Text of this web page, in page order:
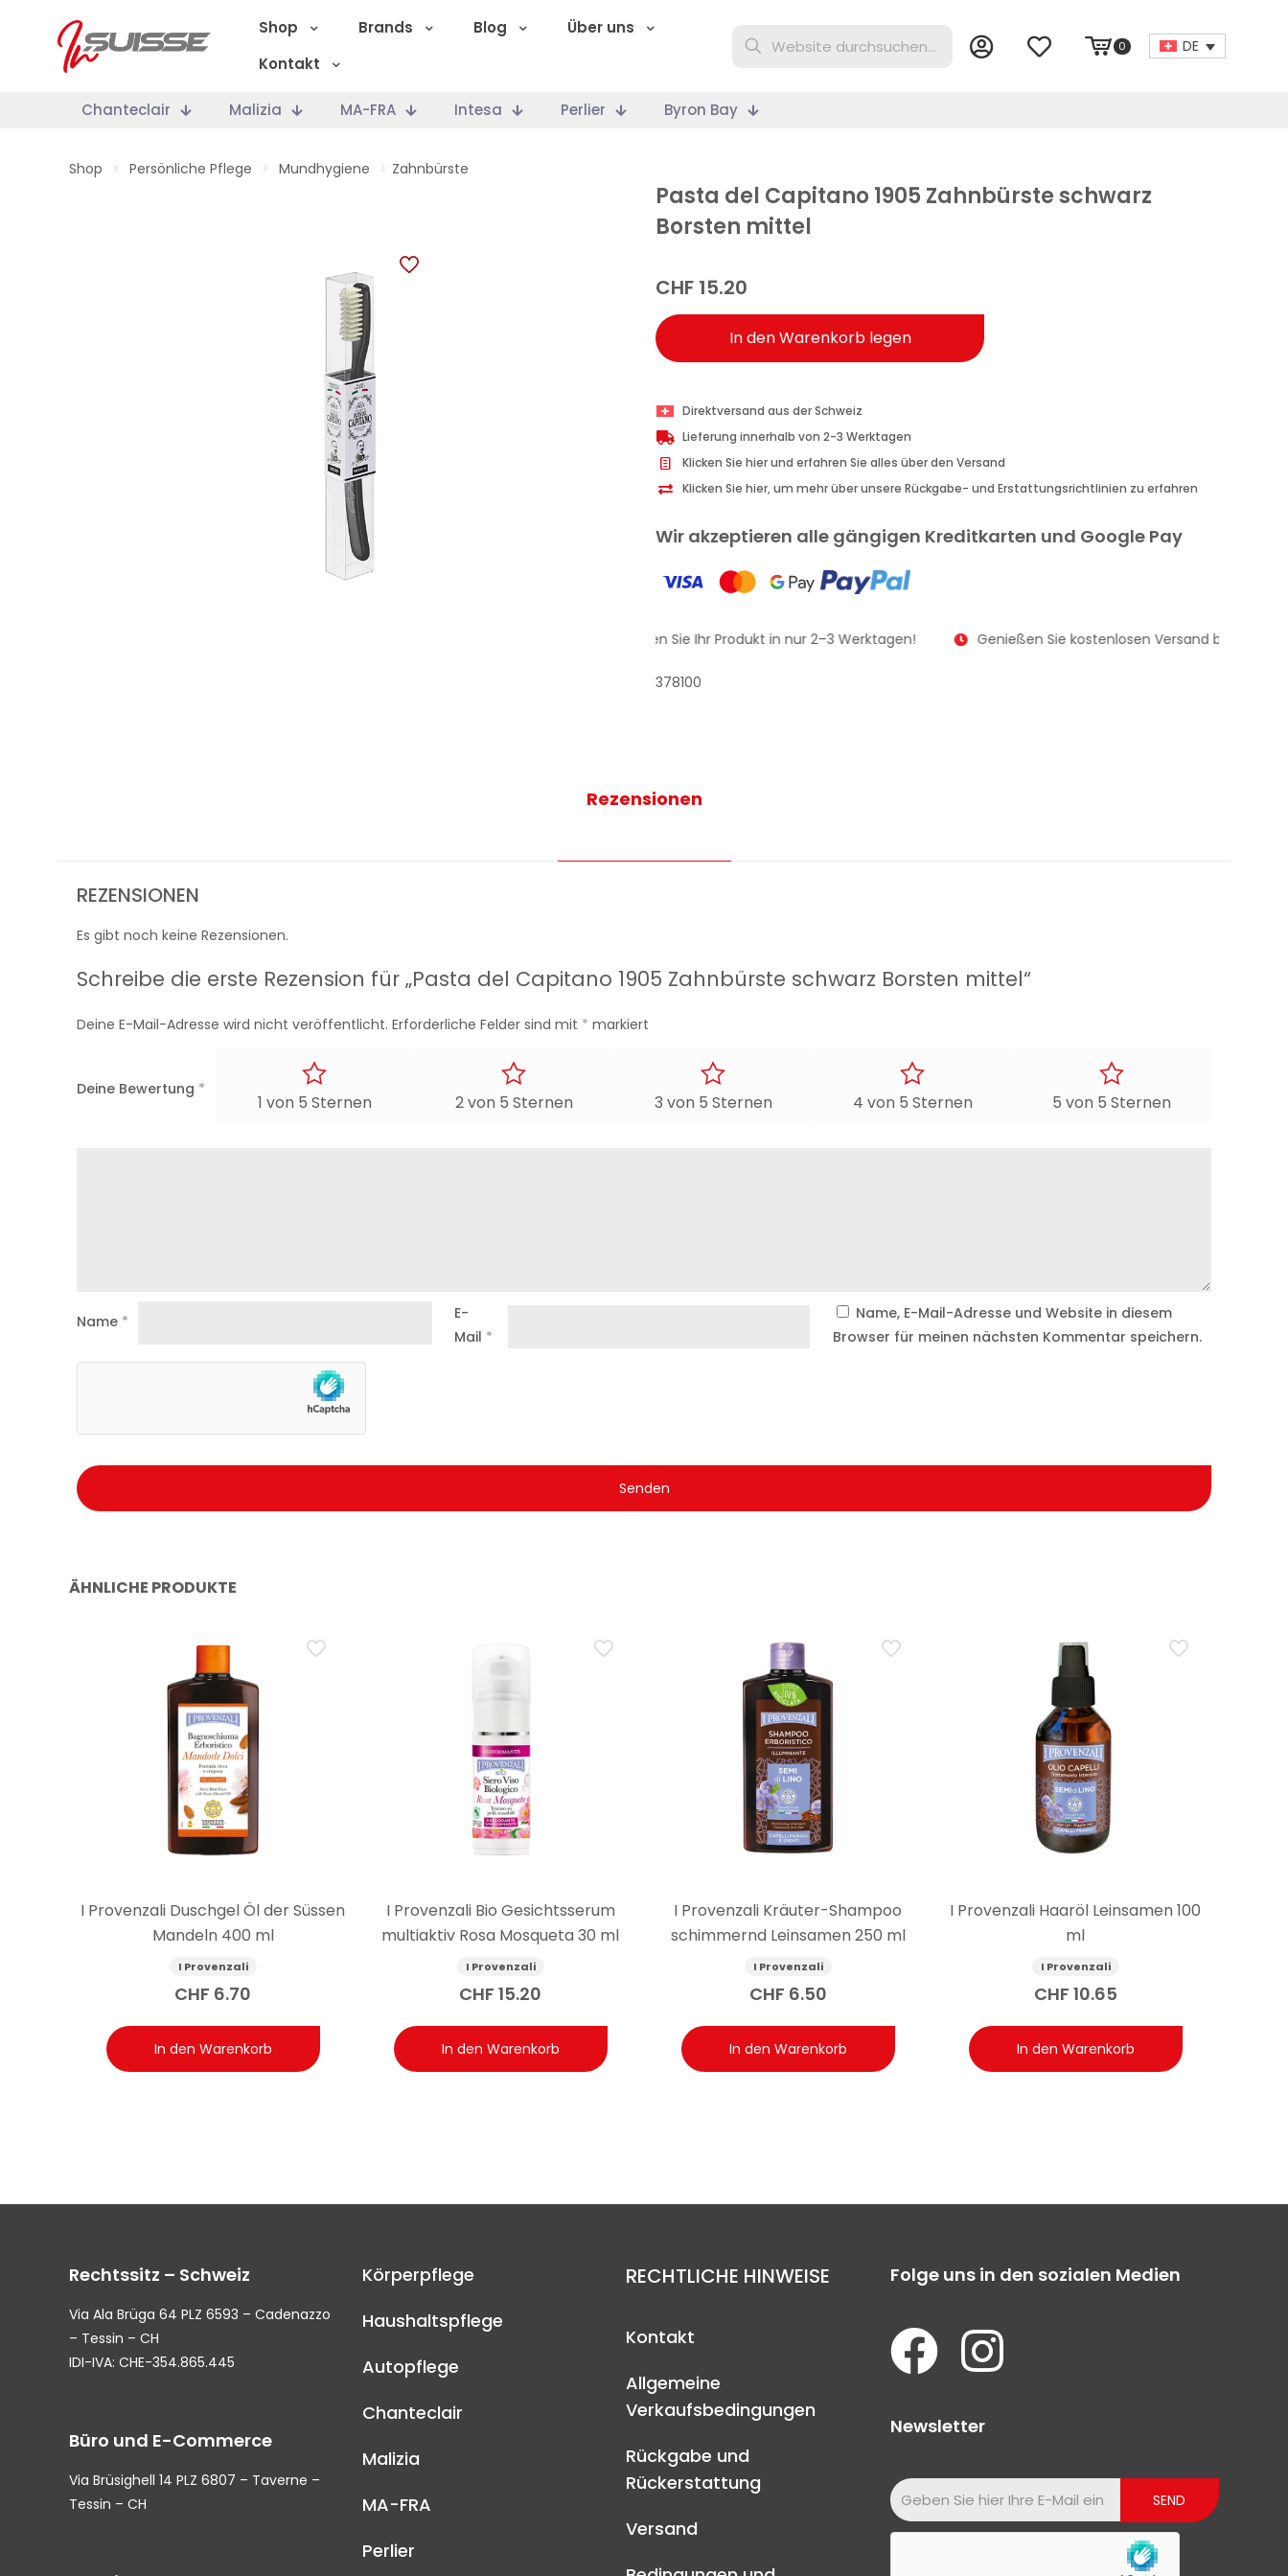
Shop Brands Blog
Über uns
Kontakt
0 DE
Chanteclair Malizia MA-FRA Intesa Perlier Byron Bay
Shop > Persönliche Pflege > Mundhygiene > Zahnbürste
Pasta del Capitano 1905 Zahnbürste schwarz
Borsten mittel
CHF 15.20
In den Warenkorb legen
Direktversand aus der Schweiz
Lieferung innerhalb von 2-3 Werktagen
Klicken Sie hier und erfahren Sie alles über den Versand
Klicken Sie hier, um mehr über unsere Rückgabe- und Erstattungsrichtlinien zu erfahren
Wir akzeptieren alle gängigen Kreditkarten und Google Pay
Erhalten Sie Ihr Produkt in nur 2–3 Werktagen! Genießen Sie kostenlosen Versand bei
378100
Rezensionen
REZENSIONEN
Es gibt noch keine Rezensionen.
Schreibe die erste Rezension für „Pasta del Capitano 1905 Zahnbürste schwarz Borsten mittel“
Deine E-Mail-Adresse wird nicht veröffentlicht. Erforderliche Felder sind mit * markiert
Deine Bewertung *
1 von 5 Sternen 2 von 5 Sternen 3 von 5 Sternen 4 von 5 Sternen 5 von 5 Sternen
Name *
E-
Mail *
Name, E-Mail-Adresse und Website in diesem
Browser für meinen nächsten Kommentar speichern.
ÄHNLICHE PRODUKTE
I Provenzali Duschgel Öl der Süssen
Mandeln 400 ml
I Provenzali
CHF 6.70
In den Warenkorb
I Provenzali Bio Gesichtsserum
multiaktiv Rosa Mosqueta 30 ml
I Provenzali
CHF 15.20
In den Warenkorb
I Provenzali Kräuter-Shampoo
schimmernd Leinsamen 250 ml
I Provenzali
CHF 6.50
In den Warenkorb
I Provenzali Haaröl Leinsamen 100
ml
I Provenzali
CHF 10.65
In den Warenkorb
Rechtssitz – Schweiz
Via Ala Brüga 64 PLZ 6593 – Cadenazzo
– Tessin – CH
IDI-IVA: CHE-354.865.445
Büro und E-Commerce
Via Brüsighell 14 PLZ 6807 – Taverne –
Tessin – CH
Körperpflege
Haushaltspflege
Autopflege
Chanteclair
Malizia
MA-FRA
Perlier
RECHTLICHE HINWEISE
Kontakt
Allgemeine
Verkaufsbedingungen
Rückgabe und
Rückerstattung
Versand
Folge uns in den sozialen Medien
Newsletter